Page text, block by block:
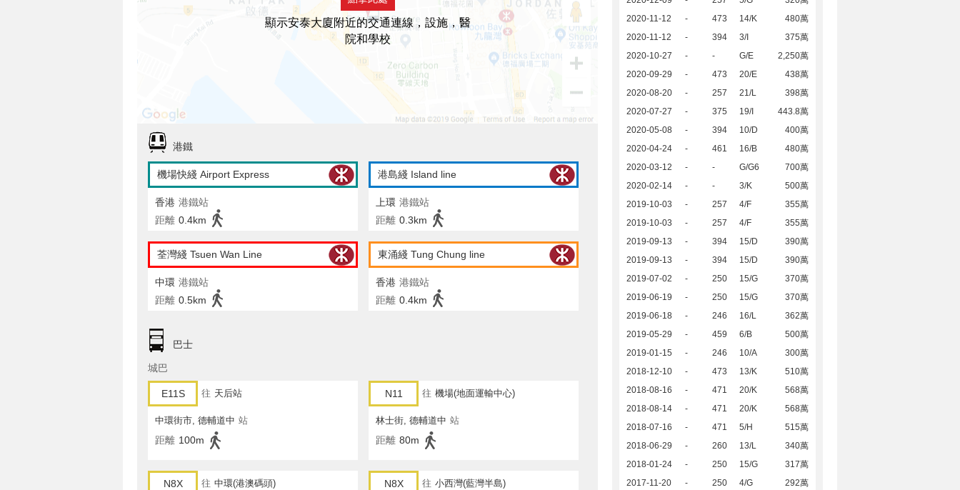
2020-11-12
- 473 14/K
480萬
2020-11-12
- 394 3/I
375萬
2020-10-27
- - G/E
2,250萬
2020-09-29
- 473 20/E
438萬
2020-08-20
- 257 21/L
398萬
2020-07-27
- 375 19/I
443.8萬
2020-05-08
- 394 10/D
400萬
2020-04-24
- 461 16/B
480萬
2020-03-12
- - G/G6
700萬
2020-02-14
- - 3/K
500萬
2019-10-03
- 257 4/F
355萬
2019-10-03
- 257 4/F
355萬
2019-09-13
- 394 15/D
390萬
2019-09-13
- 394 15/D
390萬
2019-07-02
- 250 15/G
370萬
2019-06-19
- 250 15/G
370萬
2019-06-18
- 246 16/L
362萬
2019-05-29
- 459 6/B
500萬
2019-01-15
- 246 10/A
300萬
2018-12-10
- 473 13/K
510萬
2018-08-16
- 471 20/K
568萬
2018-08-14
- 471 20/K
568萬
2018-07-16
- 471 5/H
515萬
2018-06-29
- 260 13/L
340萬
2018-01-24
- 250 15/G
317萬
2017-11-20
- 250 4/G
292萬
顯示安泰大廈附近的交通連線，設施，醫
院和學校
港鐵
機場快綫 Airport Express
香港 港鐵站
距離 0.4km
港島綫 Island line
上環 港鐵站
距離 0.3km
荃灣綫 Tsuen Wan Line
中環 港鐵站
距離 0.5km
東涌綫 Tung Chung line
香港 港鐵站
距離 0.4km
巴士
城巴
E11S 往 天后站
中環街市, 德輔道中 站
距離 100m
N11 往 機場(地面運輸中心)
林士街, 德輔道中 站
距離 80m
N8X 往 中環(港澳碼頭) N8X 往 小西灣(藍灣半島)